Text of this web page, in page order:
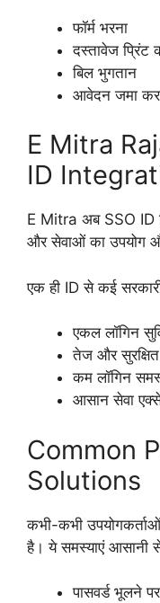
फॉर्म भरना
दस्तावेज प्रिंट
बिल भुगतान
आवेदन जमा
E Mitra
ID
E Mitra अब SSO ID
और सेवाओं का उपयोग
एक ही ID से कई
एकल लॉगिन
तेज और
कम लॉगिन
आसान सेवा
Common
Solutions
कभी-कभी
है। ये समस्याएं आसानी
पासवर्ड भूलने